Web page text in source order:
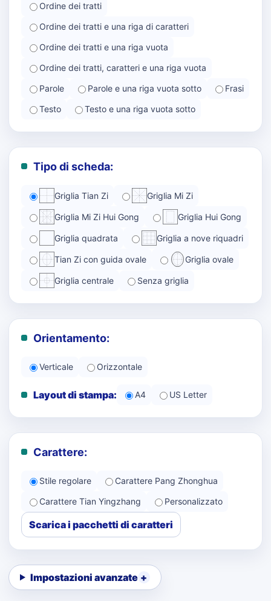
Ordine dei tratti
Ordine dei tratti e una riga di caratteri
Ordine dei tratti e una riga vuota
Ordine dei tratti, caratteri e una riga vuota
Parole
Parole e una riga vuota sotto
Frasi
Testo
Testo e una riga vuota sotto
Tipo di scheda:
Griglia Tian Zi Griglia Mi Zi
Griglia Mi Zi Hui Gong Griglia Hui Gong
Griglia quadrata Griglia a nove riquadri
Tian Zi con guida ovale Griglia ovale
Griglia centrale Senza griglia
Orientamento:
Verticale Orizzontale
Layout di stampa: A4 US Letter
Carattere:
Stile regolare
Carattere Pang Zhonghua
Carattere Tian Yingzhang
Personalizzato
Scarica i pacchetti di caratteri
Impostazioni avanzate